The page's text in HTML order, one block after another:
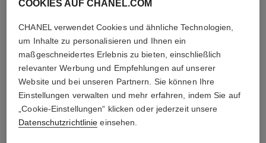
COOKIES AUF CHANEL.COM
CHANEL verwendet Cookies und ähnliche Technologien,
um Inhalte zu personalisieren und Ihnen ein
maßgeschneidertes Erlebnis zu bieten, einschließlich
relevanter Werbung und Empfehlungen auf unserer
Website und bei unseren Partnern. Sie können Ihre
Einstellungen verwalten und mehr erfahren, indem Sie auf
„Cookie-Einstellungen“ klicken oder jederzeit unsere
Datenschutzrichtlinie einsehen.